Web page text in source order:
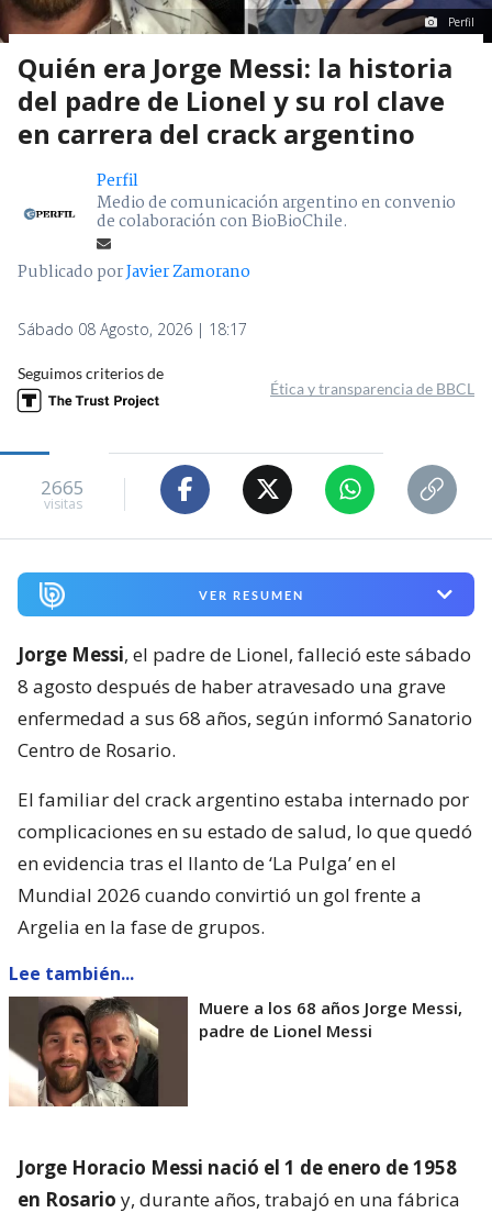
Perfil
Quién era Jorge Messi: la historia
del padre de Lionel y su rol clave
en carrera del crack argentino
Perfil
Medio de comunicación argentino en convenio
de colaboración con BioBioChile.
Publicado porJavier Zamorano
Sábado 08 Agosto, 2026 | 18:17
Seguimos criterios de
Ética y transparencia de BBCL
2665
visitas
VER RESUMEN
Jorge Messi, el padre de Lionel, falleció este sábado
8 agosto después de haber atravesado una grave
enfermedad a sus 68 años, según informó Sanatorio
Centro de Rosario.
El familiar del crack argentino estaba internado por
complicaciones en su estado de salud, lo que quedó
en evidencia tras el llanto de ‘La Pulga’ en el
Mundial 2026 cuando convirtió un gol frente a
Argelia en la fase de grupos.
Lee también...
Muere a los 68 años Jorge Messi,
padre de Lionel Messi
Jorge Horacio Messi nació el 1 de enero de 1958
en Rosario y, durante años, trabajó en una fábrica